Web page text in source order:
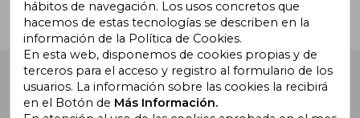
Buscalibre España . Calle Energía, 65, Nave 3 (08940),
Cornellà de Llobregat, Barcelona. Derechos Reservados.
hábitos de navegación. Los usos concretos que
hacemos de estas tecnologías se describen en la
información de la Política de Cookies.
En esta web, disponemos de cookies propias y de
terceros para el acceso y registro al formulario de los
usuarios. La información sobre las cookies la recibirá
en el Botón de Más Información.